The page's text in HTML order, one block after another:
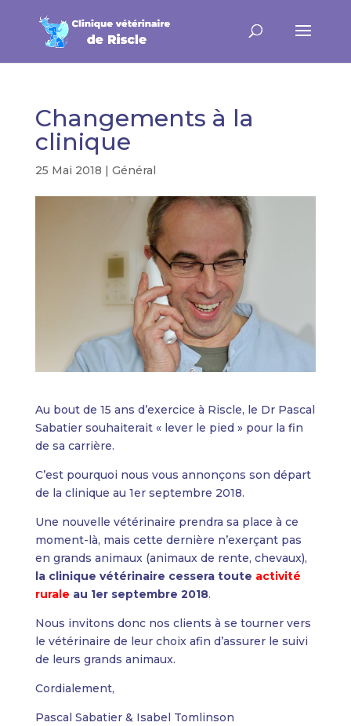
Changements à la
clinique
25 Mai 2018 | Général
Au bout de 15 ans d’exercice à Riscle, le Dr Pascal
Sabatier souhaiterait « lever le pied » pour la fin
de sa carrière.
C’est pourquoi nous vous annonçons son départ
de la clinique au 1er septembre 2018.
Une nouvelle vétérinaire prendra sa place à ce
moment-là, mais cette dernière n’exerçant pas
en grands animaux (animaux de rente, chevaux),
la clinique vétérinaire cessera toute activité
rurale au 1er septembre 2018.
Nous invitons donc nos clients à se tourner vers
le vétérinaire de leur choix afin d’assurer le suivi
de leurs grands animaux.
Cordialement,
Pascal Sabatier & Isabel Tomlinson